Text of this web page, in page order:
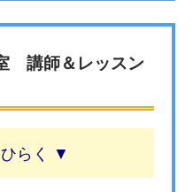
講師＆レッスン